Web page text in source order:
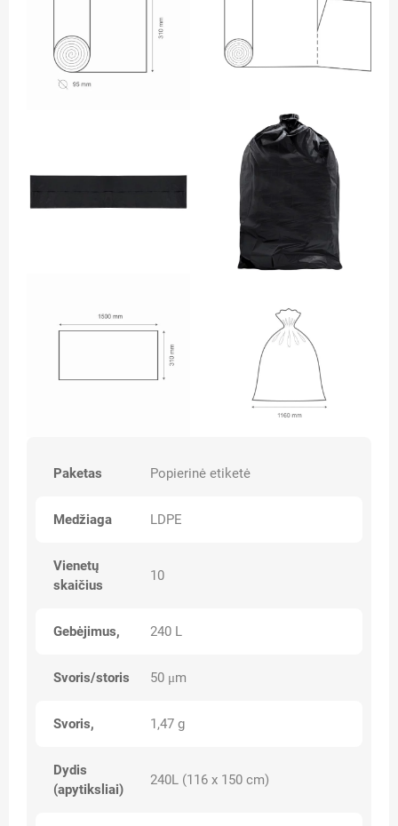
Paketas Popierinė etiketė
Medžiaga LDPE
Vienetų
skaičius
10
Gebėjimus, 240 L
Svoris/storis 50 μm
Svoris, 1,47 g
Dydis
(apytiksliai)
240L (116 x 150 cm)